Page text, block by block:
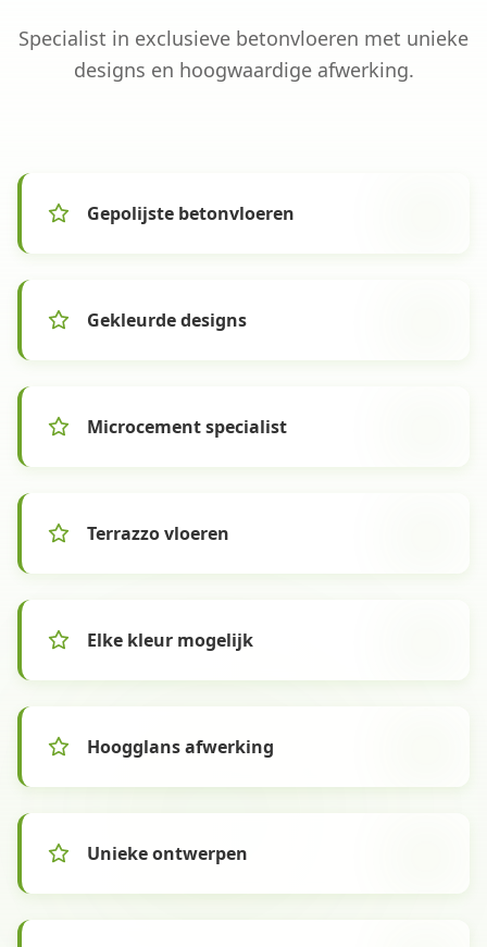
Specialist in exclusieve betonvloeren met unieke
designs en hoogwaardige afwerking.
Gepolijste betonvloeren
Gekleurde designs
Microcement specialist
Terrazzo vloeren
Elke kleur mogelijk
Hoogglans afwerking
Unieke ontwerpen